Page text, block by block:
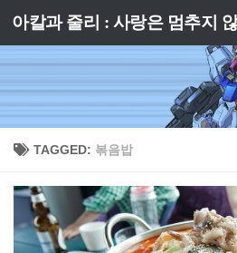
Skip to content
아칼과 줄리 : 사랑은 멈추지
TAGGED: 볶음밥